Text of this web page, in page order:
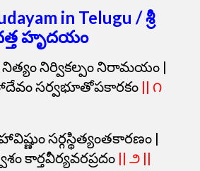
in Telugu / శ్రీ
హృదయం
నిర్వికల్పం నిరామయం |
సర్వభూతోపకారకం || ౧
సర్గస్థిత్యంతకారణం |
కార్తవీర్యవరప్రదం || ౨ ||